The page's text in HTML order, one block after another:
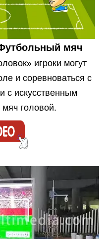
мяч
игроки могут
и соревноваться с
с искусственным
головой.